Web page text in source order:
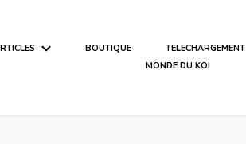
BOUTIQUE TELECHARGEMENT
MONDE DU KOI